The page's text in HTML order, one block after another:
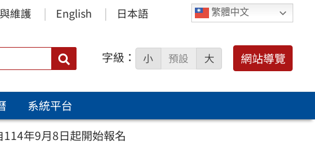
繁體中文
維護 English 日本語
搜
尋：
字級： 小 預設 大 網站導覽
系統平台
年9月8日起開始報名